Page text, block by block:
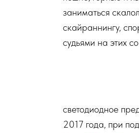
заниматься
скайраннингу,
судьями на этих
светодиодное
2017 года, при